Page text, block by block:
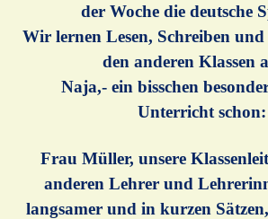
der Woche die deutsche
Wir lernen Lesen, Schreiben
den anderen Klassen
Naja,- ein bisschen
Unterricht schon:
Frau Müller, unsere
anderen Lehrer und
langsamer und in kurzen